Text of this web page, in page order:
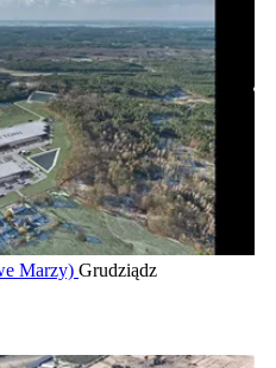
Marzy) Grudziądz